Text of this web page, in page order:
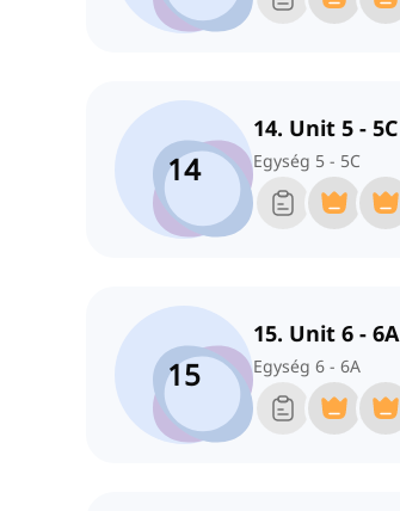
14
14. Unit 5 - 5C
Egység 5 - 5C
15
15. Unit 6 - 6A
Egység 6 - 6A